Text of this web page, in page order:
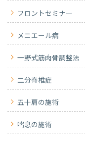
フロントセミナー
メニエール病
一野式筋肉骨調整法
二分脊椎症
五十肩の施術
喘息の施術